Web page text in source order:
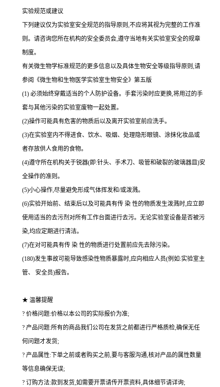
实验规范或建议
下列建议仅为实验室安全规范的指导原则,不应将其视为完整的工作准
则。请咨询您所在机构的安全委员会,遵守当地有关实验室安全的规章
制度。
有关微生物学标准规范的更多信息以及具体生物安全等级指导原则,请
参阅《微生物和生物医学实验室生物安全》第五版
(1) 必须始终穿戴适当的个人防护设备。手套污染时应更换,将用过的手
套与其他污染的实验室废物一起处置。
(2)操作可能具有危害的物质后以及离开实验室前应洗手。
(3)在实验室内不得进食、饮水、吸烟、处理隐形眼镜、涂抹化妆品或
者存放供人食用的食物。
(4)遵守所在机构关于锐器(即:针头、手术刀、吸管和破裂的玻璃器皿)安
全操作的准则。
(5)小心操作,尽量避免形成气体挥发和/或泼溅。
(6)实验开始前、结束后以及可能具有传 染 性的物质发生泼溅时,应立即
使用适当的去污剂对所有工作台面进行去污。无论实验室设备是否被污
染,均应定期进行清洁。
(7)在对可能具有传 染 性的物质进行处置前应先去除污染。
(180)发生事故可能导致感染性物质暴露时,应向相应人员(例如:实验室主
管、 安全员)报告。
★ 温馨提醒
? 价格问题:价格以本公司的实际报价为准;
? 产品问题:所有的商品我们公司在发货之前都进行严格质检,确保无任
何问题才发货;
? 产品属性:下单之前或者购买之前,要与客服沟通,核对产品的属性数量
等信息确保无误;
? 订购方法:款到发货,如需要开票请传开票资料,具体细节请详询;